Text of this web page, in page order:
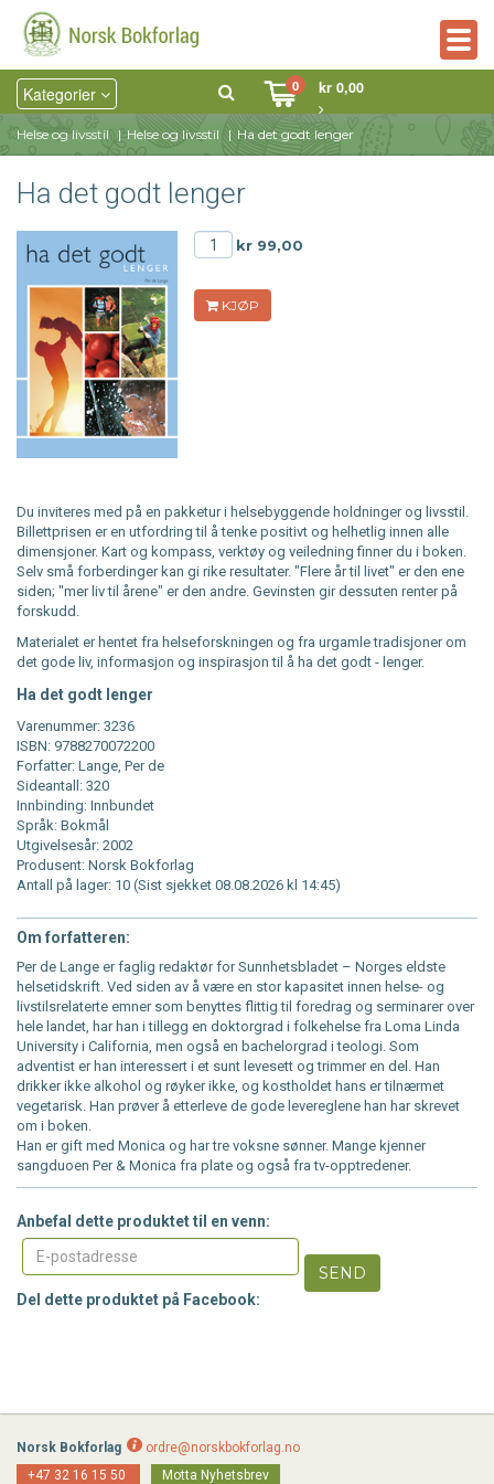
Kategorier
0 kr 0,00
Helse og livsstil Helse og livsstil Ha det godt lenger
Ha det godt lenger
kr 99,00
KJØP
Du inviteres med på en pakketur i helsebyggende holdninger og livsstil.
Billettprisen er en utfordring til å tenke positivt og helhetlig innen alle
dimensjoner. Kart og kompass, verktøy og veiledning finner du i boken.
Selv små forberdinger kan gi rike resultater. "Flere år til livet" er den ene
siden; "mer liv til årene" er den andre. Gevinsten gir dessuten renter på
forskudd.
Materialet er hentet fra helseforskningen og fra urgamle tradisjoner om
det gode liv, informasjon og inspirasjon til å ha det godt - lenger.
Ha det godt lenger
Varenummer: 3236
ISBN: 9788270072200
Forfatter: Lange, Per de
Sideantall: 320
Innbinding: Innbundet
Språk: Bokmål
Utgivelsesår: 2002
Produsent: Norsk Bokforlag
Antall på lager: 10 (Sist sjekket 08.08.2026 kl 14:45)
Om forfatteren:
Per de Lange er faglig redaktør for Sunnhetsbladet – Norges eldste
helsetidskrift. Ved siden av å være en stor kapasitet innen helse- og
livstilsrelaterte emner som benyttes flittig til foredrag og serminarer over
hele landet, har han i tillegg en doktorgrad i folkehelse fra Loma Linda
University i California, men også en bachelorgrad i teologi. Som
adventist er han interessert i et sunt levesett og trimmer en del. Han
drikker ikke alkohol og røyker ikke, og kostholdet hans er tilnærmet
vegetarisk. Han prøver å etterleve de gode levereglene han har skrevet
om i boken.
Han er gift med Monica og har tre voksne sønner. Mange kjenner
sangduoen Per & Monica fra plate og også fra tv-opptredener.
Anbefal dette produktet til en venn:
SEND
Del dette produktet på Facebook:
Norsk Bokforlag
ordre@norskbokforlag.no
+47 32 16 15 50
Motta Nyhetsbrev